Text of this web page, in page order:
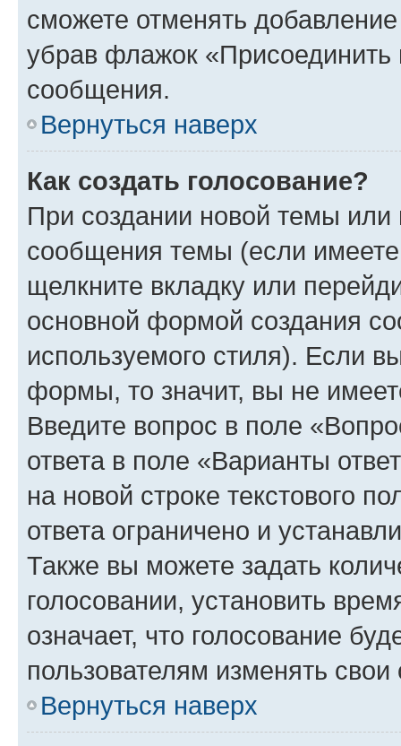
сможете отменять
убрав флажок
сообщения.
Вернуться наверх
Как создать голосование?
При создании новой темы или
сообщения темы (если
щелкните вкладку или
основной формой создания
используемого стиля). Если
формы, то значит, вы не
Введите вопрос в поле
ответа в поле «Варианты
на новой строке текстового
ответа ограничено и
Также вы можете задать
голосовании, установить
означает, что голосование
пользователям изменять свои
Вернуться наверх